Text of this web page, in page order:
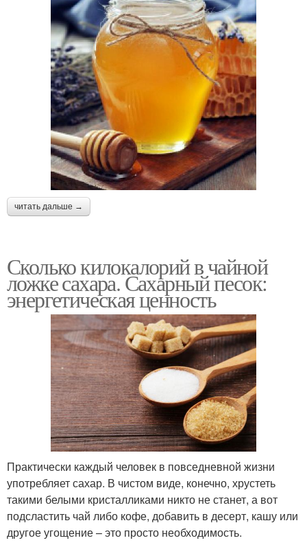
читать дальше →
Сколько килокалорий в чайной
ложке сахара. Сахарный песок:
энергетическая ценность
Практически каждый человек в повседневной жизни
употребляет сахар. В чистом виде, конечно, хрустеть
такими белыми кристалликами никто не станет, а вот
подсластить чай либо кофе, добавить в десерт, кашу или
другое угощение – это просто необходимость.